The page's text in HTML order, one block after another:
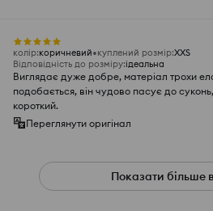
колір:коричневий куплений розмір:XXS
Відповідність до розміру:ідеальна
Виглядає дуже добре, матеріал трохи
подобається, він чудово пасує до
короткий.
Переглянути оригінал
Показати більше